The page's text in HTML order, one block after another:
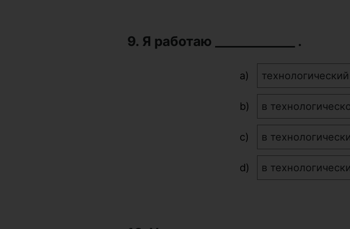
9. Я работаю _____________ .
в
в
в